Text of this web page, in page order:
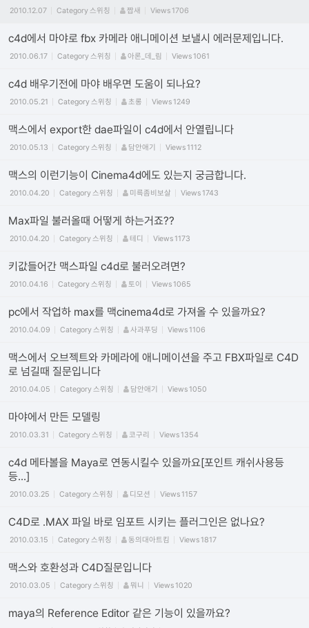
2010.12.07 Category스위칭 짭새 Views 1706
c4d에서 마야로 fbx 카메라 애니메이션 보낼시 에러문제입니다.
2010.06.17 Category스위칭 아론_데_림 Views1061
c4d 배우기전에 마야 배우면 도움이 되나요?
2010.05.21 Category스위칭 초롱 Views1249
맥스에서 export한 dae파일이 c4d에서 안열립니다
2010.05.13 Category스위칭 담안애기 Views1112
맥스의 이런기능이 Cinema4d에도 있는지 궁금합니다.
2010.04.20 Category스위칭 미륵좀비보살 Views1743
Max파일 불러올때 어떻게 하는거죠??
2010.04.20 Category스위칭 테디 Views1173
키값들어간 맥스파일 c4d로 불러오려면?
2010.04.16 Category스위칭 토이 Views1065
pc에서 작업하 max를 맥cinema4d로 가져올 수 있을까요?
2010.04.09 Category스위칭 사과푸딩 Views1106
맥스에서 오브젝트와 카메라에 애니메이션을 주고 FBX파일로 C4D
로 넘길때 질문입니다
2010.04.05 Category스위칭 담안애기 Views1050
마야에서 만든 모델링
2010.03.31 Category스위칭 코구리 Views1354
c4d 메타볼을 Maya로 연동시킬수 있을까요[포인트 캐쉬사용등
등...]
2010.03.25 Category스위칭 디모션 Views1157
C4D로 .MAX 파일 바로 임포트 시키는 플러그인은 없나요?
2010.03.15 Category스위칭 동의대아트킴 Views1817
맥스와 호환성과 C4D질문입니다
2010.03.05 Category스위칭 뭐니 Views1020
maya의 Reference Editor 같은 기능이 있을까요?